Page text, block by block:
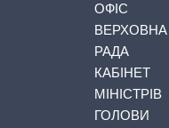
ОФІС
ВЕРХОВНА
РАДА
КАБІНЕТ
МІНІСТРІВ
ГОЛОВИ